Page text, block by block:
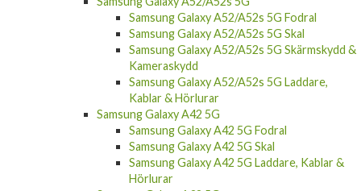
Samsung Galaxy A52/A52s 5G Fodral
Samsung Galaxy A52/A52s 5G Skal
Samsung Galaxy A52/A52s 5G Skärmskydd &
Kameraskydd
Samsung Galaxy A52/A52s 5G Laddare,
Kablar & Hörlurar
Samsung Galaxy A42 5G
Samsung Galaxy A42 5G Fodral
Samsung Galaxy A42 5G Skal
Samsung Galaxy A42 5G Laddare, Kablar &
Hörlurar